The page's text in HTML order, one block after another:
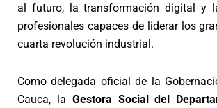
al futuro, la transformación digital y
profesionales capaces de liderar los
cuarta revolución industrial.
Como delegada oficial de la
Cauca, la Gestora Social del